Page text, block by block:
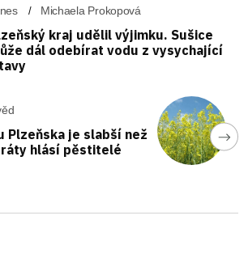
Michaela Prokopová
kraj udělil výjimku. Sušice
dál odebírat vodu z vysychající
Plzeňska je slabší než
hlásí pěstitelé